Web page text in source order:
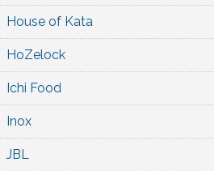
House of Kata
HoZelock
Ichi Food
Inox
JBL